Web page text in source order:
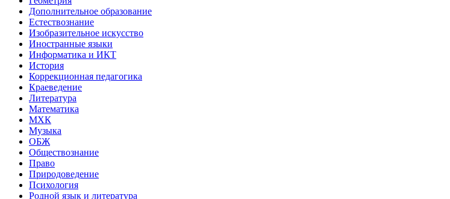
Дополнительное образование
Естествознание
Изобразительное искусство
Иностранные языки
Информатика и ИКТ
История
Коррекционная педагогика
Краеведение
Литература
Математика
МХК
Музыка
ОБЖ
Обществознание
Право
Природоведение
Психология
Родной язык и литература